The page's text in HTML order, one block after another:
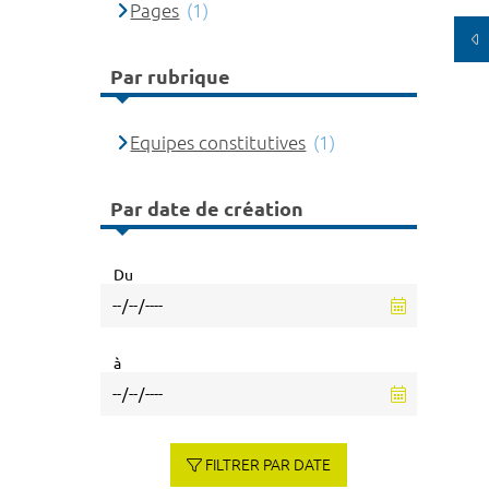
Pages (1)
Par rubrique
Equipes constitutives (1)
Par date de création
Du
à
FILTRER PAR DATE